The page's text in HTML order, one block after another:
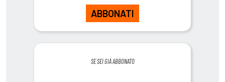
ABBONATI
SE SEI GIÀ ABBONATO